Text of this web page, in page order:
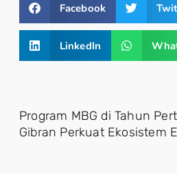
Facebook
LinkedIn
Program MBG di Tahun
Gibran Perkuat Ekosistem